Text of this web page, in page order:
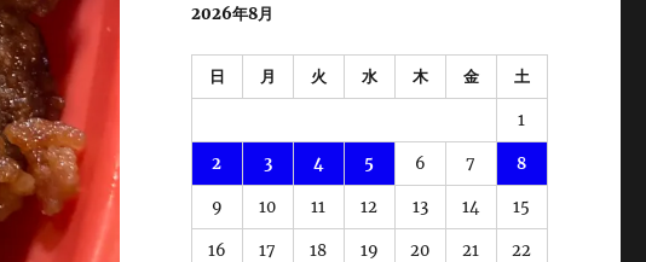
2026年8月
日 月 火 水 木 金 土
1
2 3 4 5 6 7 8
9 10 11 12 13 14 15
16 17 18 19 20 21 22